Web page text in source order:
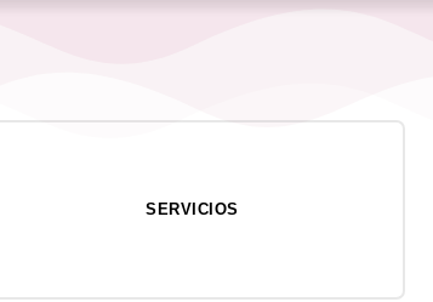
SERVICIOS